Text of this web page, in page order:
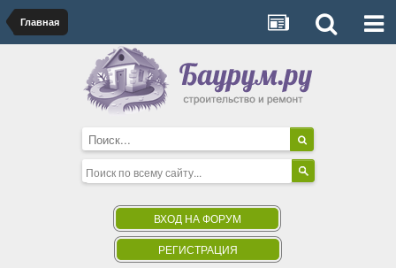
Главная
ВХОД НА ФОРУМ
РЕГИСТРАЦИЯ